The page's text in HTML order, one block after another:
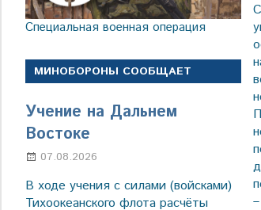
Специальная военная операция
МИНОБОРОНЫ СООБЩАЕТ
Учение на Дальнем
Востоке
07.08.2026
В ходе учения с силами (войсками)
Тихоокеанского флота расчёты